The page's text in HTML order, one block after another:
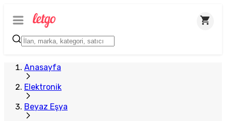
Anasayfa
Elektronik
Beyaz Eşya